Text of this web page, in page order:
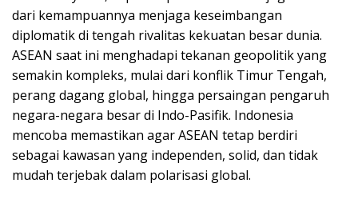
dari kemampuannya menjaga keseimbangan
diplomatik di tengah rivalitas kekuatan besar dunia.
ASEAN saat ini menghadapi tekanan geopolitik yang
semakin kompleks, mulai dari konflik Timur Tengah,
perang dagang global, hingga persaingan pengaruh
negara-negara besar di Indo-Pasifik. Indonesia
mencoba memastikan agar ASEAN tetap berdiri
sebagai kawasan yang independen, solid, dan tidak
mudah terjebak dalam polarisasi global.